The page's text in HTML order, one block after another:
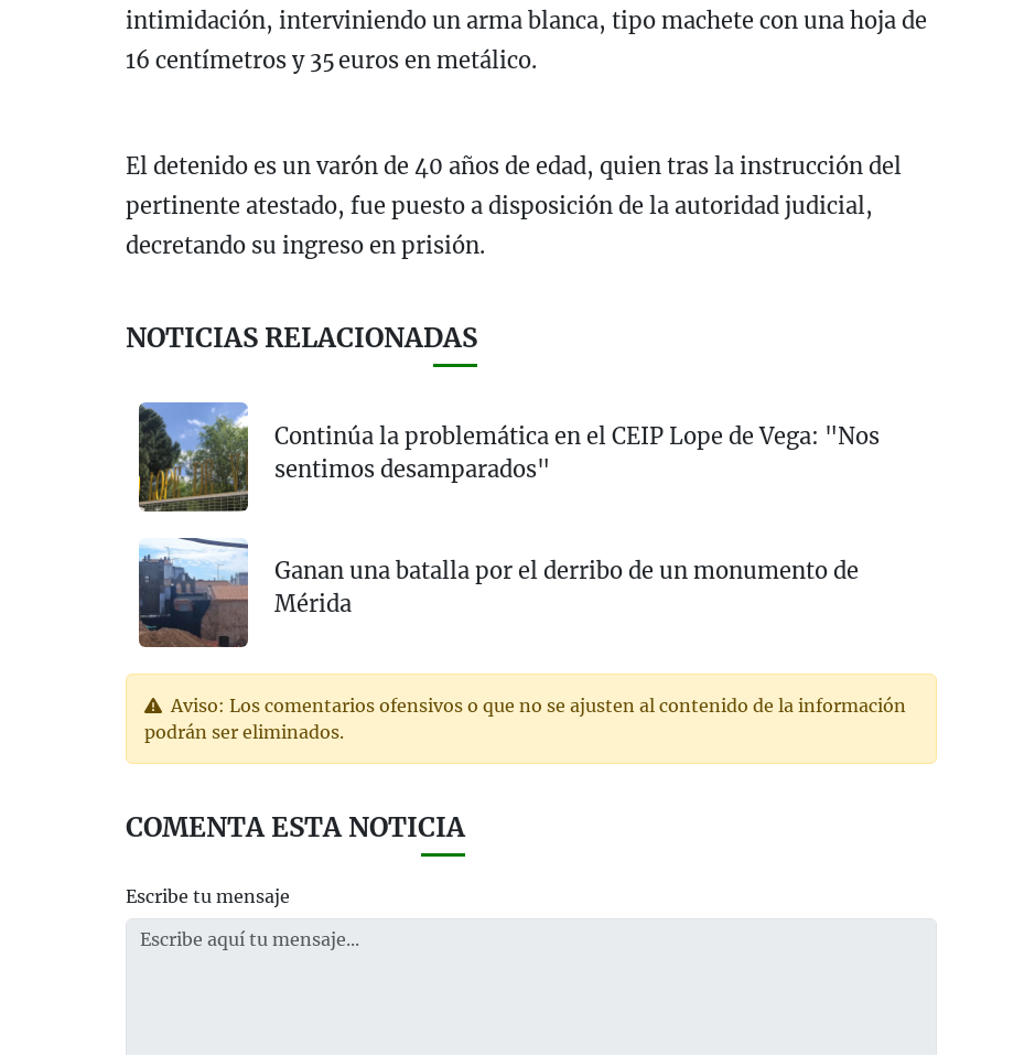
intimidación, interviniendo un arma blanca, tipo machete con una hoja de
16 centímetros y 35 euros en metálico.
El detenido es un varón de 40 años de edad, quien tras la instrucción del
pertinente atestado, fue puesto a disposición de la autoridad judicial,
decretando su ingreso en prisión.
NOTICIAS RELACIONADAS
Continúa la problemática en el CEIP Lope de Vega: "Nos
sentimos desamparados"
Ganan una batalla por el derribo de un monumento de
Mérida
Aviso: Los comentarios ofensivos o que no se ajusten al contenido de la información
podrán ser eliminados.
COMENTA ESTA NOTICIA
Escribe tu mensaje